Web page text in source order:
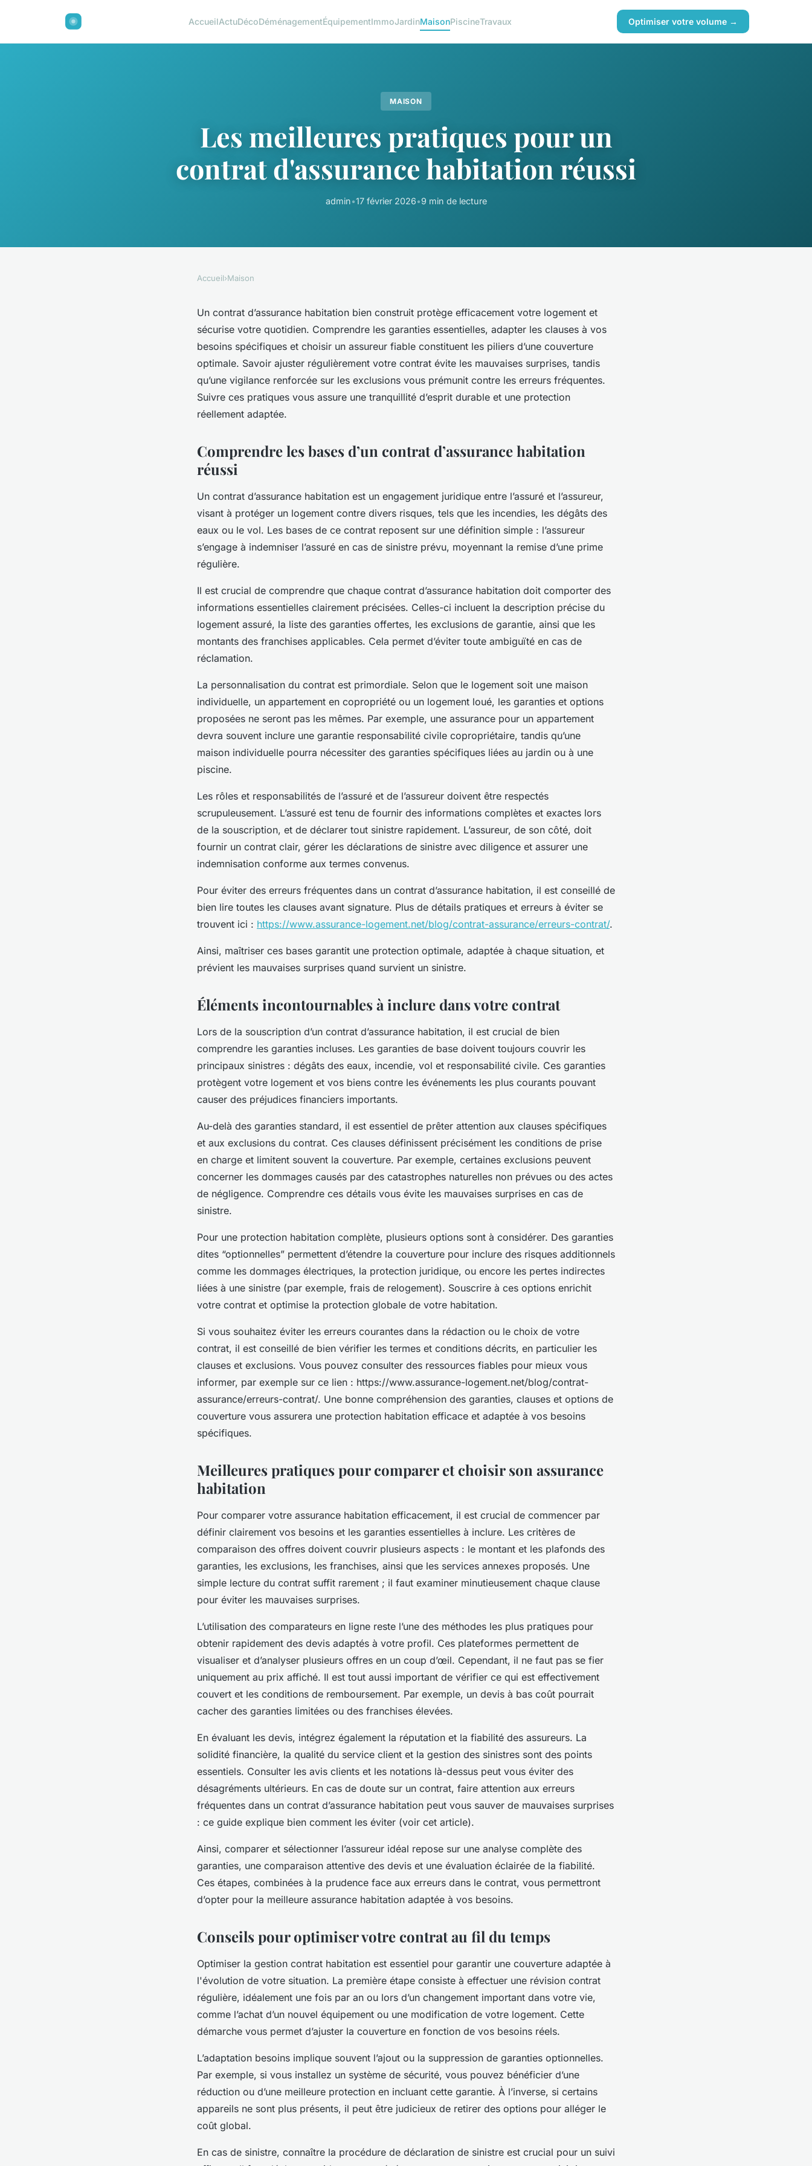
AccueilActuDécoDéménagementÉquipementImmoJardinMaisonPiscineTravaux Optimiser votre volume →
MAISON
Les meilleures pratiques pour un
contrat d'assurance habitation réussi
admin•17 février 2026•9 min de lecture
Accueil›Maison
Un contrat d’assurance habitation bien construit protège efficacement votre logement et
sécurise votre quotidien. Comprendre les garanties essentielles, adapter les clauses à vos
besoins spécifiques et choisir un assureur fiable constituent les piliers d’une couverture
optimale. Savoir ajuster régulièrement votre contrat évite les mauvaises surprises, tandis
qu’une vigilance renforcée sur les exclusions vous prémunit contre les erreurs fréquentes.
Suivre ces pratiques vous assure une tranquillité d’esprit durable et une protection
réellement adaptée.
Comprendre les bases d’un contrat d’assurance habitation
réussi
Un contrat d’assurance habitation est un engagement juridique entre l’assuré et l’assureur,
visant à protéger un logement contre divers risques, tels que les incendies, les dégâts des
eaux ou le vol. Les bases de ce contrat reposent sur une définition simple : l’assureur
s’engage à indemniser l’assuré en cas de sinistre prévu, moyennant la remise d’une prime
régulière.
Il est crucial de comprendre que chaque contrat d’assurance habitation doit comporter des
informations essentielles clairement précisées. Celles-ci incluent la description précise du
logement assuré, la liste des garanties offertes, les exclusions de garantie, ainsi que les
montants des franchises applicables. Cela permet d’éviter toute ambiguïté en cas de
réclamation.
La personnalisation du contrat est primordiale. Selon que le logement soit une maison
individuelle, un appartement en copropriété ou un logement loué, les garanties et options
proposées ne seront pas les mêmes. Par exemple, une assurance pour un appartement
devra souvent inclure une garantie responsabilité civile copropriétaire, tandis qu’une
maison individuelle pourra nécessiter des garanties spécifiques liées au jardin ou à une
piscine.
Les rôles et responsabilités de l’assuré et de l’assureur doivent être respectés
scrupuleusement. L’assuré est tenu de fournir des informations complètes et exactes lors
de la souscription, et de déclarer tout sinistre rapidement. L’assureur, de son côté, doit
fournir un contrat clair, gérer les déclarations de sinistre avec diligence et assurer une
indemnisation conforme aux termes convenus.
Pour éviter des erreurs fréquentes dans un contrat d’assurance habitation, il est conseillé de
bien lire toutes les clauses avant signature. Plus de détails pratiques et erreurs à éviter se
trouvent ici : https://www.assurance-logement.net/blog/contrat-assurance/erreurs-contrat/.
Ainsi, maîtriser ces bases garantit une protection optimale, adaptée à chaque situation, et
prévient les mauvaises surprises quand survient un sinistre.
Éléments incontournables à inclure dans votre contrat
Lors de la souscription d’un contrat d’assurance habitation, il est crucial de bien
comprendre les garanties incluses. Les garanties de base doivent toujours couvrir les
principaux sinistres : dégâts des eaux, incendie, vol et responsabilité civile. Ces garanties
protègent votre logement et vos biens contre les événements les plus courants pouvant
causer des préjudices financiers importants.
Au-delà des garanties standard, il est essentiel de prêter attention aux clauses spécifiques
et aux exclusions du contrat. Ces clauses définissent précisément les conditions de prise
en charge et limitent souvent la couverture. Par exemple, certaines exclusions peuvent
concerner les dommages causés par des catastrophes naturelles non prévues ou des actes
de négligence. Comprendre ces détails vous évite les mauvaises surprises en cas de
sinistre.
Pour une protection habitation complète, plusieurs options sont à considérer. Des garanties
dites “optionnelles” permettent d’étendre la couverture pour inclure des risques additionnels
comme les dommages électriques, la protection juridique, ou encore les pertes indirectes
liées à une sinistre (par exemple, frais de relogement). Souscrire à ces options enrichit
votre contrat et optimise la protection globale de votre habitation.
Si vous souhaitez éviter les erreurs courantes dans la rédaction ou le choix de votre
contrat, il est conseillé de bien vérifier les termes et conditions décrits, en particulier les
clauses et exclusions. Vous pouvez consulter des ressources fiables pour mieux vous
informer, par exemple sur ce lien : https://www.assurance-logement.net/blog/contrat-
assurance/erreurs-contrat/. Une bonne compréhension des garanties, clauses et options de
couverture vous assurera une protection habitation efficace et adaptée à vos besoins
spécifiques.
Meilleures pratiques pour comparer et choisir son assurance
habitation
Pour comparer votre assurance habitation efficacement, il est crucial de commencer par
définir clairement vos besoins et les garanties essentielles à inclure. Les critères de
comparaison des offres doivent couvrir plusieurs aspects : le montant et les plafonds des
garanties, les exclusions, les franchises, ainsi que les services annexes proposés. Une
simple lecture du contrat suffit rarement ; il faut examiner minutieusement chaque clause
pour éviter les mauvaises surprises.
L’utilisation des comparateurs en ligne reste l’une des méthodes les plus pratiques pour
obtenir rapidement des devis adaptés à votre profil. Ces plateformes permettent de
visualiser et d’analyser plusieurs offres en un coup d’œil. Cependant, il ne faut pas se fier
uniquement au prix affiché. Il est tout aussi important de vérifier ce qui est effectivement
couvert et les conditions de remboursement. Par exemple, un devis à bas coût pourrait
cacher des garanties limitées ou des franchises élevées.
En évaluant les devis, intégrez également la réputation et la fiabilité des assureurs. La
solidité financière, la qualité du service client et la gestion des sinistres sont des points
essentiels. Consulter les avis clients et les notations là-dessus peut vous éviter des
désagréments ultérieurs. En cas de doute sur un contrat, faire attention aux erreurs
fréquentes dans un contrat d’assurance habitation peut vous sauver de mauvaises surprises
: ce guide explique bien comment les éviter (voir cet article).
Ainsi, comparer et sélectionner l’assureur idéal repose sur une analyse complète des
garanties, une comparaison attentive des devis et une évaluation éclairée de la fiabilité.
Ces étapes, combinées à la prudence face aux erreurs dans le contrat, vous permettront
d’opter pour la meilleure assurance habitation adaptée à vos besoins.
Conseils pour optimiser votre contrat au fil du temps
Optimiser la gestion contrat habitation est essentiel pour garantir une couverture adaptée à
l'évolution de votre situation. La première étape consiste à effectuer une révision contrat
régulière, idéalement une fois par an ou lors d’un changement important dans votre vie,
comme l’achat d’un nouvel équipement ou une modification de votre logement. Cette
démarche vous permet d’ajuster la couverture en fonction de vos besoins réels.
L’adaptation besoins implique souvent l’ajout ou la suppression de garanties optionnelles.
Par exemple, si vous installez un système de sécurité, vous pouvez bénéficier d’une
réduction ou d’une meilleure protection en incluant cette garantie. À l’inverse, si certains
appareils ne sont plus présents, il peut être judicieux de retirer des options pour alléger le
coût global.
En cas de sinistre, connaître la procédure de déclaration de sinistre est crucial pour un suivi